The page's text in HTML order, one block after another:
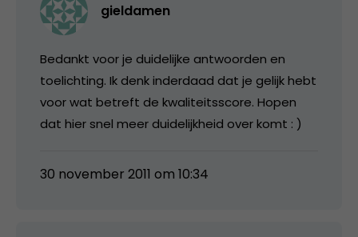
gieldamen
Bedankt voor je duidelijke antwoorden en
toelichting. Ik denk inderdaad dat je gelijk hebt
voor wat betreft de kwaliteitsscore. Hopen
dat hier snel meer duidelijkheid over komt : )
30 november 2011 om 10:34